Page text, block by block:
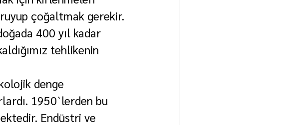
çoğaltmak gerekir.
400 yıl kadar
tehlikenin
denge
1950`lerden bu
Endüstri ve